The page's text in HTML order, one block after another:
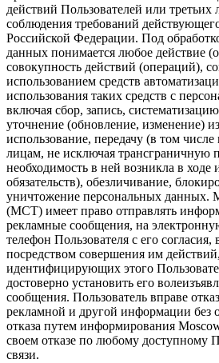
действий Пользователей или третьих
соблюдения требований действующего
Российской Федерации. Под
данных понимается любое действие
совокупность действий (операций),
использованием средств
использования таких средств с
включая сбор, запись,
уточнение (обновление, изменение)
использование, передачу (в том числе
лицам, не исключая трансграничную
необходимость в ней возникла в ходе
обязательств), обезличивание,
уничтожение персональных данных.
(МСТ) имеет право отправлять
рекламные сообщения, на
телефон Пользователя с его
посредством совершения им
идентифицирующих этого
достоверно установить его
сообщения. Пользователь вправе
рекламной и другой информации без
отказа путем информирования
своем отказе по любому доступному
связи.